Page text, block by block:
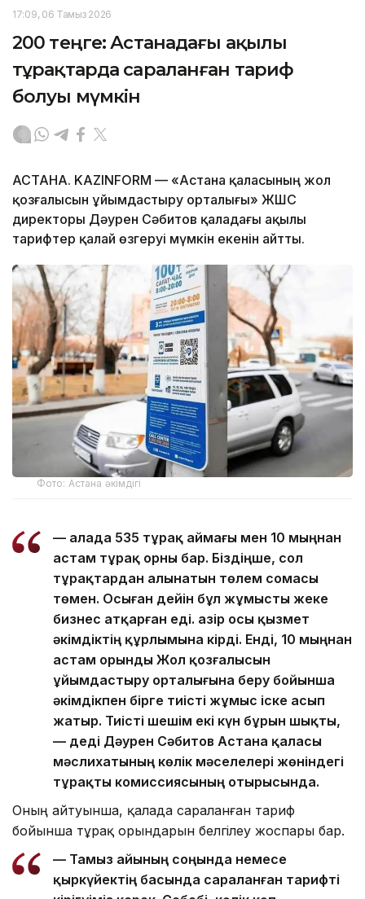
17:09, 06 Тамыз 2026
200 теңге: Астанадағы ақылы
тұрақтарда сараланған тариф
болуы мүмкін
АСТАНА. KAZINFORM — «Астана қаласының жол
қозғалысын ұйымдастыру орталығы» ЖШС
директоры Дәурен Сәбитов қаладағы ақылы
тарифтер қалай өзгеруі мүмкін екенін айтты.
Фото: Астана әкімдігі
— Қалада 535 тұрақ аймағы мен 10 мыңнан
астам тұрақ орны бар. Біздіңше, сол
тұрақтардан алынатын төлем сомасы
төмен. Осыған дейін бұл жұмысты жеке
бизнес атқарған еді. Қазір осы қызмет
әкімдіктің құрлымына кірді. Енді, 10 мыңнан
астам орынды Жол қозғалысын
ұйымдастыру орталығына беру бойынша
әкімдікпен бірге тиісті жұмыс іске асып
жатыр. Тиісті шешім екі күн бұрын шықты,
— деді Дәурен Сәбитов Астана қаласы
мәслихатының көлік мәселелері жөніндегі
тұрақты комиссиясының отырысында.
Оның айтуынша, қалада сараланған тариф
бойынша тұрақ орындарын белгілеу жоспары бар.
— Тамыз айының соңында немесе
қыркүйектің басында сараланған тарифті